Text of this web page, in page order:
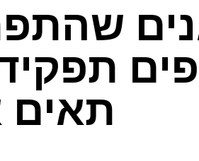
תאים